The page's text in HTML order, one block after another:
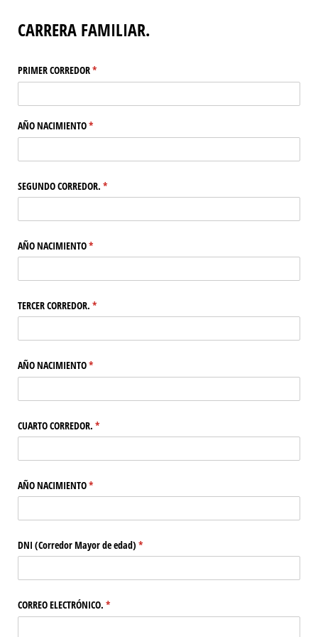
CARRERA FAMILIAR.
PRIMER CORREDOR*
(necesario)
AÑO NACIMIENTO*
(necesario)
SEGUNDO CORREDOR. *
(necesario)
AÑO NACIMIENTO*
(necesario)
TERCER CORREDOR. *
(necesario)
AÑO NACIMIENTO*
(necesario)
CUARTO CORREDOR. *
(necesario)
AÑO NACIMIENTO*
(necesario)
DNI (Corredor Mayor de edad) *
(necesario)
CORREO ELECTRÓNICO. *
(necesario)